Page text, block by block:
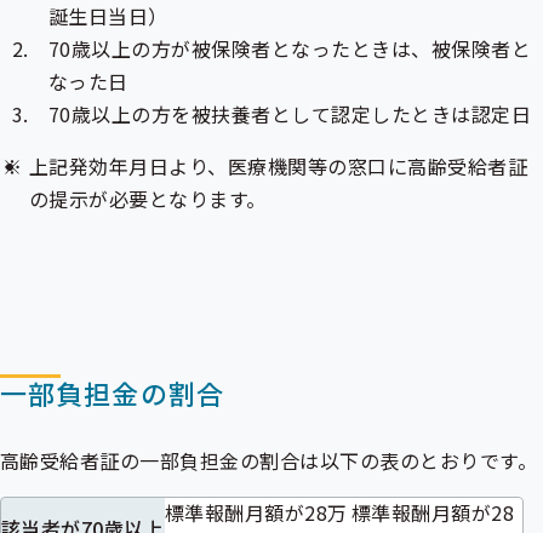
誕生日当日）
70歳以上の方が被保険者となったときは、被保険者と
なった日
70歳以上の方を被扶養者として認定したときは認定日
上記発効年月日より、医療機関等の窓口に高齢受給者証
の提示が必要となります。
一部負担金の割合
高齢受給者証の一部負担金の割合は以下の表のとおりです。
標準報酬月額が28万 標準報酬月額が28